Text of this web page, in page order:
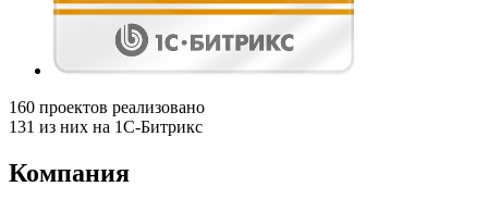
160 проектов реализовано
131 из них на 1С-Битрикс
Компания